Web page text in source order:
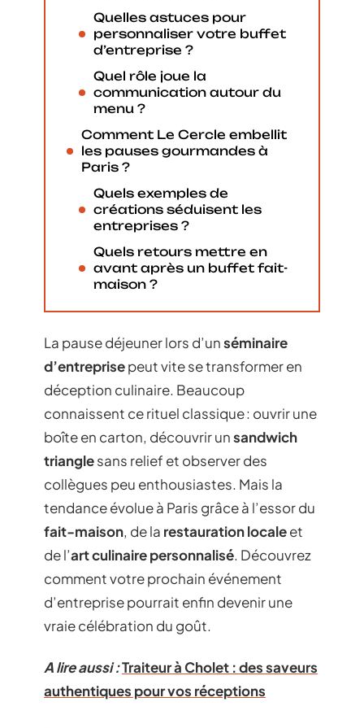
Quelles astuces pour
personnaliser votre buffet
d’entreprise ?
Quel rôle joue la
communication autour du
menu ?
Comment Le Cercle embellit
les pauses gourmandes à
Paris ?
Quels exemples de
créations séduisent les
entreprises ?
Quels retours mettre en
avant après un buffet fait-
maison ?
La pause déjeuner lors d’unséminaire
d’entreprisepeut vite se transformer en
déception culinaire. Beaucoup
connaissent ce rituel classique : ouvrir une
boîte en carton, découvrir unsandwich
trianglesans relief et observer des
collègues peu enthousiastes. Mais la
tendance évolue à Paris grâce à l’essor du
fait-maison, de la restauration localeet
de l’art culinaire personnalisé. Découvrez
comment votre prochain événement
d’entreprise pourrait enfin devenir une
vraie célébration du goût.
A lire aussi :Traiteur à Cholet : des saveurs
authentiques pour vos réceptions